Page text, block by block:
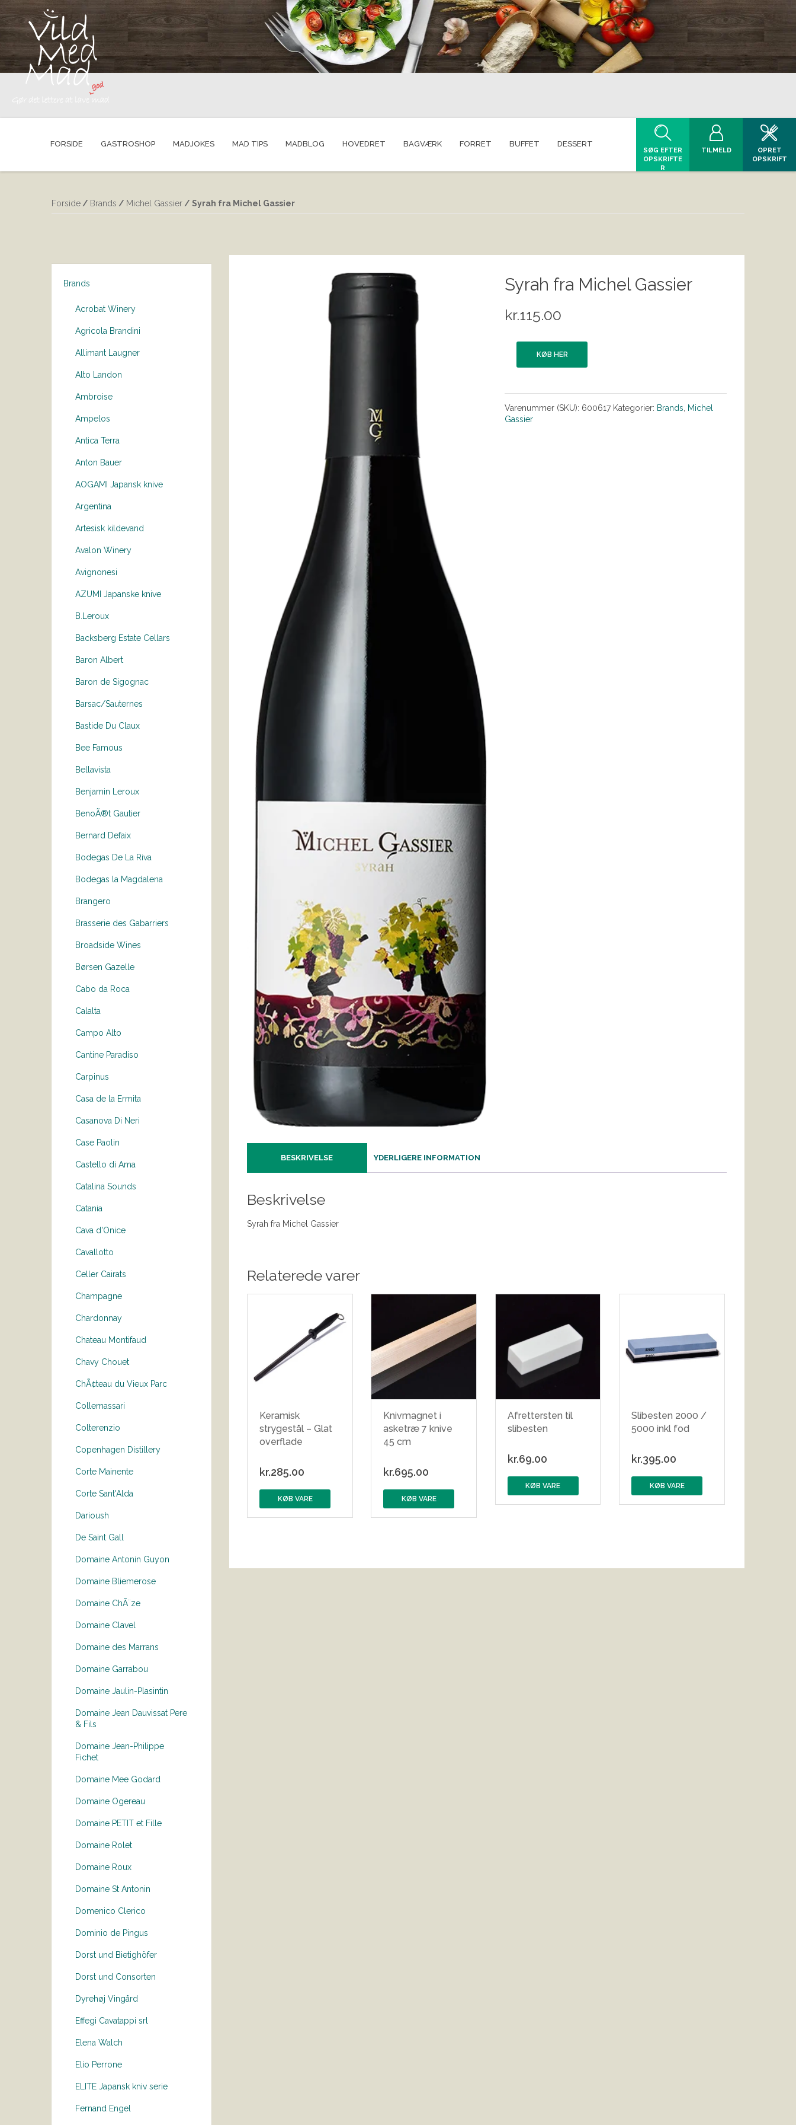
FORSIDE GASTROSHOP MADJOKES MAD TIPS MADBLOG HOVEDRET BAGVÆRK FORRET BUFFET DESSERT
SØG EFTER
OPSKRIFTE
R
TILMELD
OPRET
OPSKRIFT
Forside / Brands / Michel Gassier / Syrah fra Michel Gassier
Brands
Acrobat Winery
Agricola Brandini
Allimant Laugner
Alto Landon
Ambroise
Ampelos
Antica Terra
Anton Bauer
AOGAMI Japansk knive
Argentina
Artesisk kildevand
Avalon Winery
Avignonesi
AZUMI Japanske knive
B.Leroux
Backsberg Estate Cellars
Baron Albert
Baron de Sigognac
Barsac/Sauternes
Bastide Du Claux
Bee Famous
Bellavista
Benjamin Leroux
BenoÃ®t Gautier
Bernard Defaix
Bodegas De La Riva
Bodegas la Magdalena
Brangero
Brasserie des Gabarriers
Broadside Wines
Børsen Gazelle
Cabo da Roca
Calalta
Campo Alto
Cantine Paradiso
Carpinus
Casa de la Ermita
Casanova Di Neri
Case Paolin
Castello di Ama
Catalina Sounds
Catania
Cava d'Onice
Cavallotto
Celler Cairats
Champagne
Chardonnay
Chateau Montifaud
Chavy Chouet
ChÃ¢teau du Vieux Parc
Collemassari
Colterenzio
Copenhagen Distillery
Corte Mainente
Corte Sant'Alda
Darioush
De Saint Gall
Domaine Antonin Guyon
Domaine Bliemerose
Domaine ChÃ¨ze
Domaine Clavel
Domaine des Marrans
Domaine Garrabou
Domaine Jaulin-Plasintin
Domaine Jean Dauvissat Pere
& Fils
Domaine Jean-Philippe
Fichet
Domaine Mee Godard
Domaine Ogereau
Domaine PETIT et Fille
Domaine Rolet
Domaine Roux
Domaine St Antonin
Domenico Clerico
Dominio de Pingus
Dorst und Bietighöfer
Dorst und Consorten
Dyrehøj Vingård
Effegi Cavatappi srl
Elena Walch
Elio Perrone
ELITE Japansk kniv serie
Fernand Engel
Syrah fra Michel Gassier
kr.115.00
KØB HER
Varenummer (SKU): 600617 Kategorier: Brands
Michel
Gassier
BESKRIVELSE YDERLIGERE INFORMATION
Beskrivelse
Syrah fra Michel Gassier
Relaterede varer
Keramisk
strygestål – Glat
overflade
kr.285.00
KØB VARE
Knivmagnet i
asketræ 7 knive
45 cm
kr.695.00
KØB VARE
Afrettersten til
slibesten
kr.69.00
KØB VARE
Slibesten 2000 /
5000 inkl fod
kr.395.00
KØB VARE